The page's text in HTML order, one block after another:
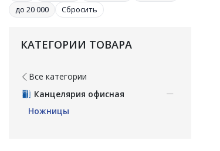
до 20 000
Сбросить
КАТЕГОРИИ ТОВАРА
Все категории
Канцелярия офисная
Ножницы